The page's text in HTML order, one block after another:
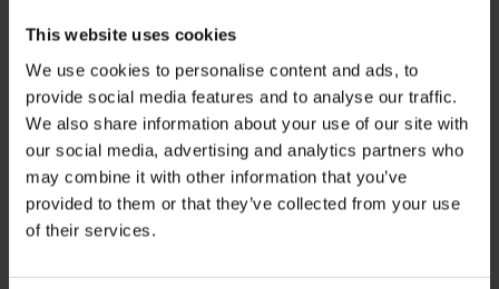
This website uses cookies
We use cookies to personalise content and ads, to
provide social media features and to analyse our traffic.
We also share information about your use of our site with
our social media, advertising and analytics partners who
may combine it with other information that you’ve
provided to them or that they’ve collected from your use
of their services.
Dabei zeigen sie auf, wie durch intelligente Planung und
innovative Technologien sowohl der Energieverbrauch als
auch die Kosten langfristig gesenkt werden können.
„Energiesparmaßnahmen sind eine der wenigen
Investitionen, die ab Tag eins wieder stückweise
zurückkommen“, so der Bausachverständige Günther
sowie am Samstag, dem 09.02. um 10:15 Uhr, einen